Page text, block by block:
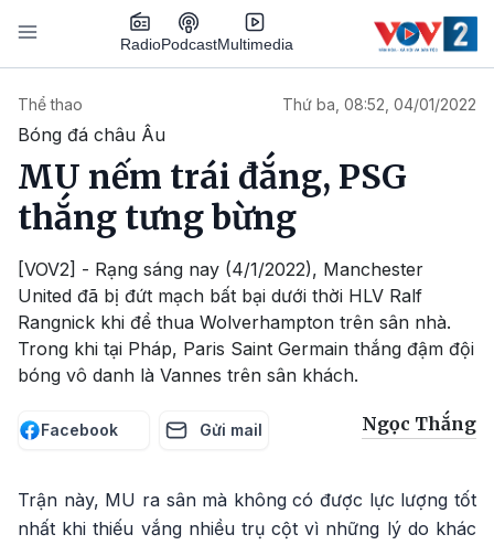
Nhảy đến nội dung
RadioPodcastMultimedia
Thể thao Thứ ba, 08:52, 04/01/2022
Bóng đá châu Âu
MU nếm trái đắng, PSG
thắng tưng bừng
[VOV2] - Rạng sáng nay (4/1/2022), Manchester
United đã bị đứt mạch bất bại dưới thời HLV Ralf
Rangnick khi để thua Wolverhampton trên sân nhà.
Trong khi tại Pháp, Paris Saint Germain thắng đậm đội
bóng vô danh là Vannes trên sân khách.
Facebook Gửi mail Ngọc Thắng
Trận này, MU ra sân mà không có được lực lượng tốt
nhất khi thiếu vắng nhiều trụ cột vì những lý do khác